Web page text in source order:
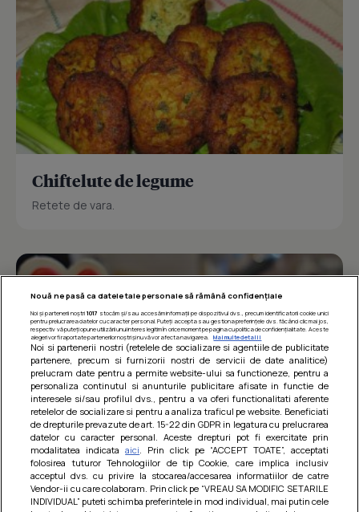
Chiftelute de legume
Retete de vara.
Barcute din vinete cu arpagic rosu
Un deliciu usor de preparat!
Nouă ne pasă ca datele tale personale să rămână confidențiale
Noi și partenerii noștri 1017 stocăm și/sau accesăm informații pe dispozitivul dvs., precum identificatorii cookie unici
pentru prelucrarea datelor cu caracter personal. Puteți accepta sau gestiona preferințele dvs. făcând clic mai jos,
respectiv vă puteți opune utilizării unui interes legitim în orice moment pe pagina cu politica de confidențialitate. Aceste
alegeri vor fi raportate partenerilor noștri și nu vă vor afecta navigarea.
Mai multe detalii
Noi si partenerii nostri (retelele de socializare si agentiile de publicitate
partenere, precum si furnizorii nostri de servicii de date analitice)
prelucram date pentru a permite website-ului sa functioneze, pentru a
personaliza continutul si anunturile publicitare afisate in functie de
interesele si/sau profilul dvs., pentru a va oferi functionalitati aferente
retelelor de socializare si pentru a analiza traficul pe website. Beneficiati
de drepturile prevazute de art. 15-22 din GDPR in legatura cu prelucrarea
datelor cu caracter personal. Aceste drepturi pot fi exercitate prin
modalitatea indicataaici . Prin click pe “ACCEPT TOATE”, acceptati
folosirea tuturor Tehnologiilor de tip Cookie, care implica inclusiv
acceptul dvs. cu privire la stocarea/accesarea informatiilor de catre
Vendor-ii cu care colaboram. Prin click pe “VREAU SA MODIFIC SETARILE
INDIVIDUAL” puteti schimba preferintele in mod individual, mai putin cele